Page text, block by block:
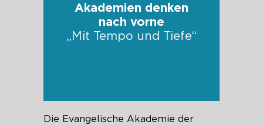
Akademien denken
nach vorne
„Mit Tempo und Tiefe“
Die Evangelische Akademie der